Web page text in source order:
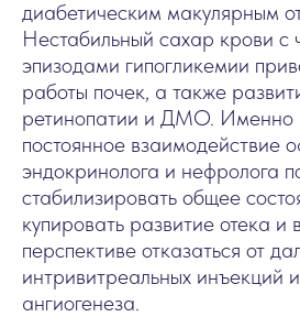
диабетическим макулярным
Нестабильный сахар крови с
эпизодами гипогликемии
работы почек, а также
ретинопатии и ДМО. Именно
постоянное взаимодействие
эндокринолога и нефролога
стабилизировать общее
купировать развитие отека и
перспективе отказаться от
интривитреальных инъекций
ангиогенеза.